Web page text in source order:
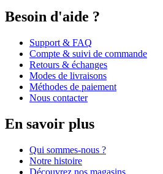
Besoin d'aide ?
Support & FAQ
Compte & suivi de commande
Retours & échanges
Modes de livraisons
Méthodes de paiement
Nous contacter
En savoir plus
Qui sommes-nous ?
Notre histoire